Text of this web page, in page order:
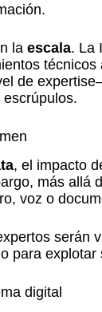
laescala. La
de
, el impacto
más allá
voz o
serán
para
digital